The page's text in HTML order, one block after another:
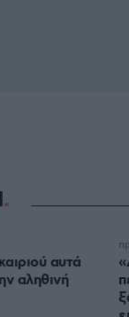
αυτά
αληθινή